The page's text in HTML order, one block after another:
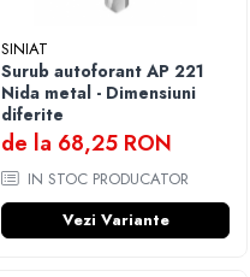
SINIAT
Surub autoforant AP 221
Nida metal - Dimensiuni
diferite
de la 68,25 RON
IN STOC PRODUCATOR
Vezi Variante